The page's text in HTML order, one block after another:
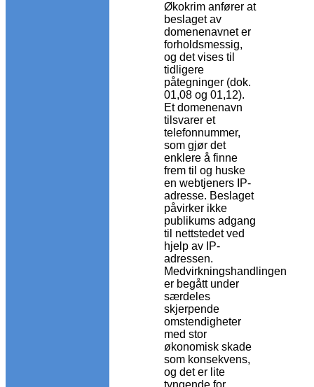
Økokrim anfører at
beslaget av
domenenavnet er
forholdsmessig,
og det vises til
tidligere
påtegninger (dok.
01,08 og 01,12).
Et domenenavn
tilsvarer et
telefonnummer,
som gjør det
enklere å finne
frem til og huske
en webtjeners IP-
adresse. Beslaget
påvirker ikke
publikums adgang
til nettstedet ved
hjelp av IP-
adressen.
Medvirkningshandlingen
er begått under
særdeles
skjerpende
omstendigheter
med stor
økonomisk skade
som konsekvens,
og det er lite